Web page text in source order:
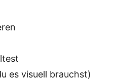
es visuell brauchst)